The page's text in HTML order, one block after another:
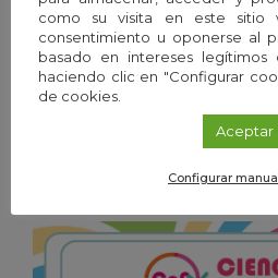
Exposición/ Granada
20Ene'26 - 19
como su visita en este sitio
consentimiento u oponerse al
basado en intereses legítimos
haciendo clic en "Configurar
de cookies.
Aceptar
Configurar